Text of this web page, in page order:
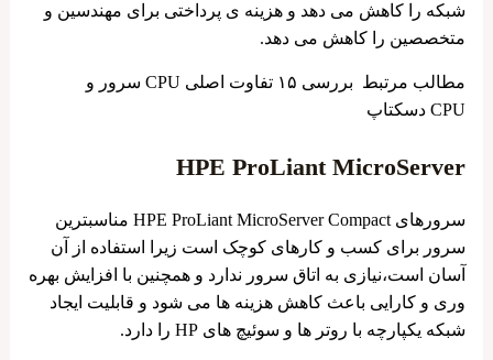
شبکه را کاهش می دهد و هزینه ی پرداختی برای مهندسین و
متخصصین را کاهش می دهد.
مطالب مرتبط بررسی ۱۵ تفاوت اصلی CPU سرور و
CPU دسکتاپ
HPE ProLiant MicroServer
سرورهای HPE ProLiant MicroServer Compact مناسبترین
سرور برای کسب و کارهای کوچک است زیرا استفاده از آن
آسان است،نیازی به اتاق سرور ندارد و همچنین با افزایش بهره
وری و کارایی باعث کاهش هزینه ها می شود و قابلیت ایجاد
شبکه یکپارچه با روتر ها و سوئیچ های HP را دارد.